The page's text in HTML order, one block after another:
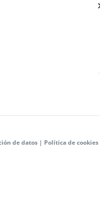
de datos | Política de cookies